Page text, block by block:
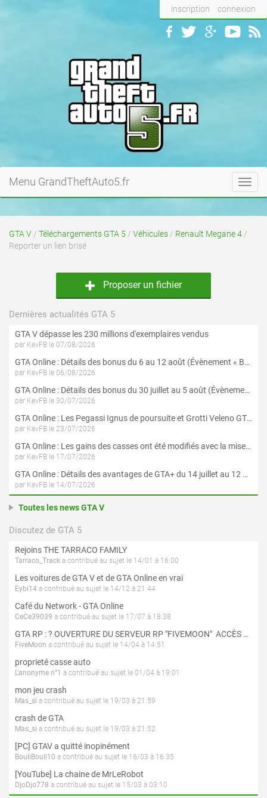
inscription connexion
Menu GrandTheftAuto5.fr
GTA V / Téléchargements GTA 5 / Véhicules / Renault Megane 4 /
Reporter un lien brisé
Proposer un fichier
Dernières actualités GTA 5
GTA V dépasse les 230 millions d'exemplaires vendus
par KevFB le 07/08/2026
GTA Online : Détails des bonus du 6 au 12 août (Évènement « Braquages de l'été » - Suite et fin)
par KevFB le 06/08/2026
GTA Online : Détails des bonus du 30 juillet au 5 août (Évènement « Braquages d'été »)
par KevFB le 30/07/2026
GTA Online : Les Pegassi Ignus de poursuite et Grotti Veleno GT sont maintenant disponibles
par KevFB le 23/07/2026
GTA Online : Les gains des casses ont été modifiés avec la mise à jour « Le Braquage du Kortz Center »
par KevFB le 17/07/2026
GTA Online : Détails des avantages de GTA+ du 14 juillet au 12 août
par KevFB le 14/07/2026
Toutes les news GTA V
Discutez de GTA 5
Rejoins THE TARRACO FAMILY
Tarraco_Track a contribué au sujet le 14/01 à 16:00
Les voitures de GTA V et de GTA Online en vrai
Eybi14 a contribué au sujet le 14/12 à 21:44
Café du Network - GTA Online
CeCe39039 a contribué au sujet le 17/07 à 18:38
GTA RP : ? OUVERTURE DU SERVEUR RP "FIVEMOON"  ACCÈS LIBRE ?
FiveMoon a contribué au sujet le 14/04 à 14:51
proprieté casse auto
L'anonyme n°1 a contribué au sujet le 01/04 à 19:01
mon jeu crash
Mas_si a contribué au sujet le 19/03 à 21:59
crash de GTA
Mas_si a contribué au sujet le 19/03 à 21:52
[PC] GTAV a quitté inopinément
BouliBouli10 a contribué au sujet le 16/03 à 16:35
[YouTube] La chaine de MrLeRobot
DjoDjo778 a contribué au sujet le 15/03 à 03:10